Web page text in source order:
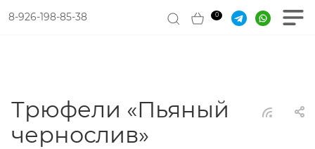
8-926-198-85-38 0
Трюфели «Пьяный
чернослив»